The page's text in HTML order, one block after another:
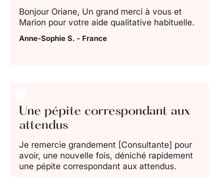
Bonjour Oriane, Un grand merci à vous et
Marion pour votre aide qualitative habituelle.
Anne-Sophie S. - France
Une pépite correspondant aux
attendus
Je remercie grandement [Consultante] pour
avoir, une nouvelle fois, déniché rapidement
une pépite correspondant aux attendus.